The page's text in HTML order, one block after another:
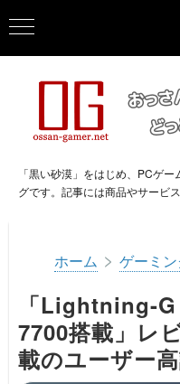
「黒い砂漠」をはじめ、PCゲ
グです。記事には商品やサービ
ホーム > ゲーミ
「Lightning-
7700搭載」レ
載のユーザー